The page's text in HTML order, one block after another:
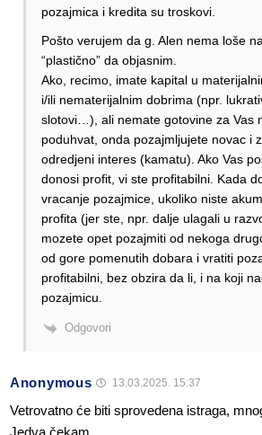
pozajmica i kredita su troskovi.
Pošto verujem da g. Alen nema loše
“plastično” da objasnim.
Ako, recimo, imate kapital u
i/ili nematerijalnim dobrima (npr.
slotovi…), ali nemate gotovine za Vas
poduhvat, onda pozajmljujete novac i
odredjeni interes (kamatu). Ako Vas
donosi profit, vi ste profitabilni. Kada
vracanje pozajmice, ukoliko niste
profita (jer ste, npr. dalje ulagali u
mozete opet pozajmiti od nekoga
od gore pomenutih dobara i vratiti
profitabilni, bez obzira da li, i na koji
pozajmicu.
Odgovori
Anonymous 13.03.2025. 15:37
Vetrovatno će biti sprovedena istraga,
Jedva čekam.